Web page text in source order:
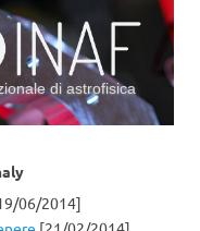
di astrofisica
06/2014]